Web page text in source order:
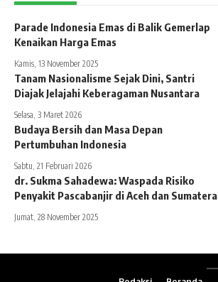
Parade Indonesia Emas di Balik Gemerlap
Kenaikan Harga Emas
Kamis, 13 November 2025
Tanam Nasionalisme Sejak Dini, Santri
Diajak Jelajahi Keberagaman Nusantara
Selasa, 3 Maret 2026
Budaya Bersih dan Masa Depan
Pertumbuhan Indonesia
Sabtu, 21 Februari 2026
dr. Sukma Sahadewa: Waspada Risiko
Penyakit Pascabanjir di Aceh dan Sumatera
Jumat, 28 November 2025